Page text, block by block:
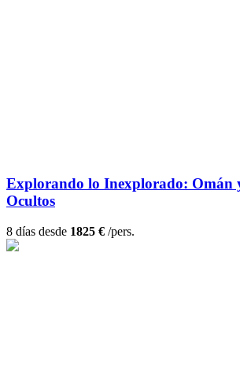
Explorando lo Inexplorado: Omán
Ocultos
8 días desde 1825 € /pers.